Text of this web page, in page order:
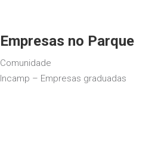
Empresas no Parque
Comunidade
Incamp – Empresas graduadas